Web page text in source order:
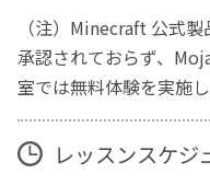
（注）Minecraft 公式
承認されておらず、
室では無料体験を実施
レッスンスケジ